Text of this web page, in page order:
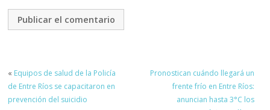
« Equipos de salud de la Policía
de Entre Ríos se capacitaron en
prevención del suicidio
Pronostican cuándo llegará un
frente frío en Entre Ríos:
anuncian hasta 3°C los